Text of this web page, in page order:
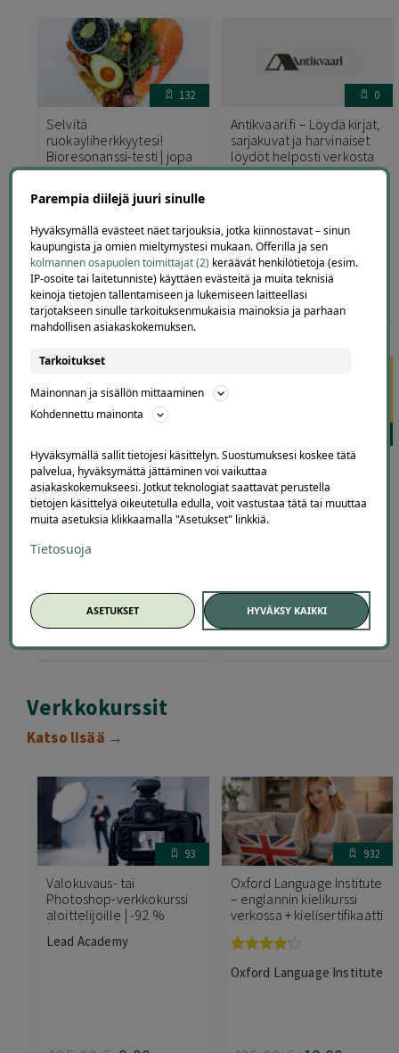
132
Selvitä
ruokayliherkkyytesi!
Bioresonanssi-testi | jopa
-59 %
UK Labs
39,99€ 19,99 €
0
Antikvaari.fi – Löydä kirjat,
sarjakuvat ja harvinaiset
löydöt helposti verkosta
0,00 €
PuuhaBox-lahjakortti 30 €
vain 18 € – säästä 40 %
PuuhaBox
30,00€ 18,00
Finbee – Joustava ratkaisu
arjen ja suurempien
hankintojen
rahoittamiseen
0,00 €
Verkkokurssit
Katso lisää →
93
Valokuvaus- tai
Photoshop-verkkokurssi
aloittelijoille | -92 %
Lead Academy
932
Oxford Language Institute
– englannin kielikurssi
verkossa + kielisertifikaatti
tuotteesta:
Oxford Language Institute
Parempia diilejä juuri sinulle
Hyväksymällä evästeet näet tarjouksia, jotka kiinnostavat – sinun
kaupungista ja omien mieltymystesi mukaan. Offerilla ja sen
kolmannen osapuolen toimittajat (2) keräävät henkilötietoja (esim.
IP-osoite tai laitetunniste) käyttäen evästeitä ja muita teknisiä
keinoja tietojen tallentamiseen ja lukemiseen laitteellasi
tarjotakseen sinulle tarkoituksenmukaisia mainoksia ja parhaan
mahdollisen asiakaskokemuksen.
Tarkoitukset
Mainonnan ja sisällön mittaaminen
Kohdennettu mainonta
Hyväksymällä sallit tietojesi käsittelyn. Suostumuksesi koskee tätä
palvelua, hyväksymättä jättäminen voi vaikuttaa
asiakaskokemukseesi. Jotkut teknologiat saattavat perustella
tietojen käsittelyä oikeutetulla edulla, voit vastustaa tätä tai muuttaa
muita asetuksia klikkaamalla "Asetukset" linkkiä.
Tietosuoja
ASETUKSET HYVÄKSY KAIKKI